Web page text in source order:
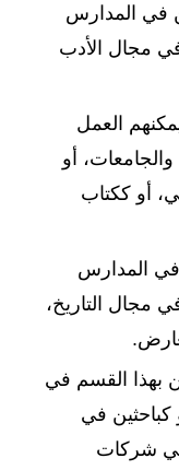
في المدارس
في مجال الأدب
العمل
أو
أو ككتاب
المدارس
مجال التاريخ،
بهذا القسم في
كباحثين في
في شركات